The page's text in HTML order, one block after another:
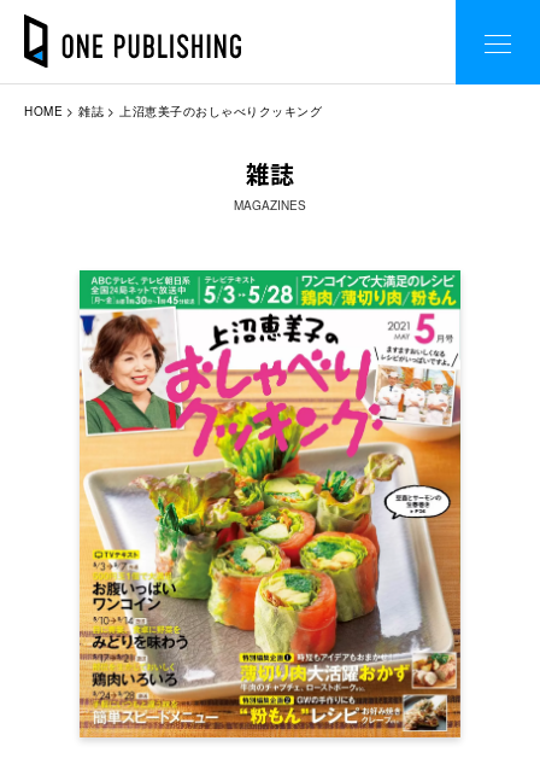
HOME 雑誌 上沼恵美子のおしゃべりクッキング
雑誌
MAGAZINES